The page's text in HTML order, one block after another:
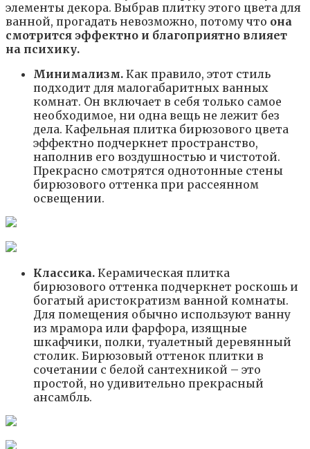
элементы декора. Выбрав плитку этого цвета для
ванной, прогадать невозможно, потому что она
смотрится эффектно и благоприятно влияет
на психику.
Минимализм. Как правило, этот стиль
подходит для малогабаритных ванных
комнат. Он включает в себя только самое
необходимое, ни одна вещь не лежит без
дела. Кафельная плитка бирюзового цвета
эффектно подчеркнет пространство,
наполнив его воздушностью и чистотой.
Прекрасно смотрятся однотонные стены
бирюзового оттенка при рассеянном
освещении.
Классика. Керамическая плитка
бирюзового оттенка подчеркнет роскошь и
богатый аристократизм ванной комнаты.
Для помещения обычно используют ванну
из мрамора или фарфора, изящные
шкафчики, полки, туалетный деревянный
столик. Бирюзовый оттенок плитки в
сочетании с белой сантехникой – это
простой, но удивительно прекрасный
ансамбль.